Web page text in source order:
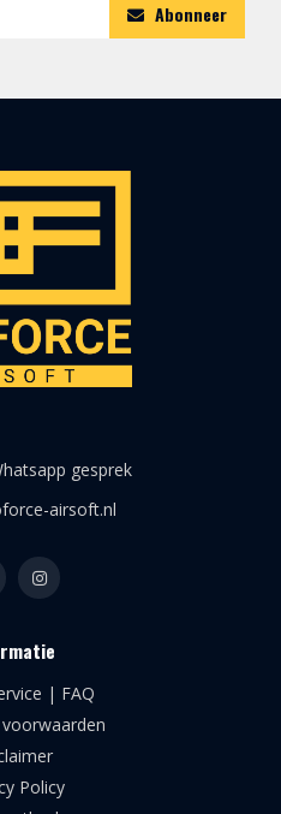
Abonneer
gesprek
airsoft.nl
| FAQ
Policy